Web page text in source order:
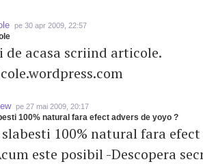
pe 30 apr 2009, 22:57
de acasa scriind articole.
pe 27 mai 2009, 20:17
100% natural fara efect advers de yoyo ?
100% natural fara
este posibil -Descopera